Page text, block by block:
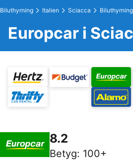
Biluthyrning Italien Sciacca
Europcar i
8.2
Betyg: 100+